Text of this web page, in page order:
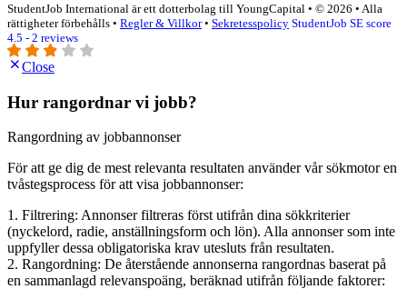
StudentJob International är ett dotterbolag till YoungCapital • © 2026 • Alla
rättigheter förbehålls • Regler & Villkor• Sekretesspolicy StudentJob SE score
4.5 - 2 reviews
Close
Hur rangordnar vi jobb?
Rangordning av jobbannonser
För att ge dig de mest relevanta resultaten använder vår sökmotor en
tvåstegsprocess för att visa jobbannonser:
1. Filtrering: Annonser filtreras först utifrån dina sökkriterier
(nyckelord, radie, anställningsform och lön). Alla annonser som inte
uppfyller dessa obligatoriska krav utesluts från resultaten.
2. Rangordning: De återstående annonserna rangordnas baserat på
en sammanlagd relevanspoäng, beräknad utifrån följande faktorer: